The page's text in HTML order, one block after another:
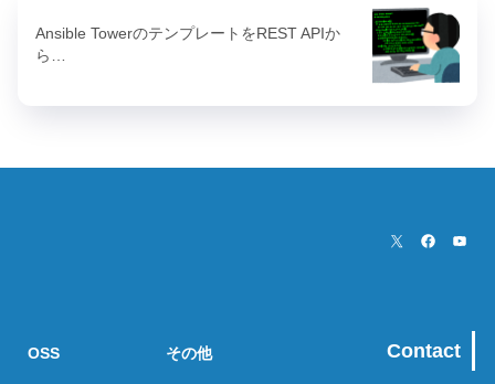
Ansible TowerのテンプレートをREST APIか
ら…
OSS その他 Contact